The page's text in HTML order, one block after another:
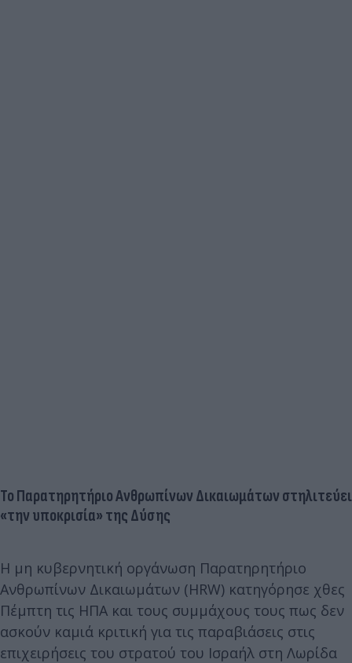
Το Παρατηρητήριο Ανθρωπίνων Δικαιωμάτων στηλιτεύει
«την υποκρισία» της Δύσης
Η μη κυβερνητική οργάνωση Παρατηρητήριο
Ανθρωπίνων Δικαιωμάτων (HRW) κατηγόρησε χθες
Πέμπτη τις ΗΠΑ και τους συμμάχους τους πως δεν
ασκούν καμιά κριτική για τις παραβιάσεις στις
επιχειρήσεις του στρατού του Ισραήλ στη Λωρίδα